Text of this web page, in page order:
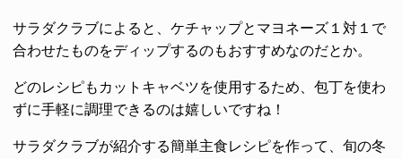
サラダクラブによると、ケチャップとマヨネーズ１対１で
合わせたものをディップするのもおすすめなのだとか。
どのレシピもカットキャベツを使用するため、包丁を使わ
ずに手軽に調理できるのは嬉しいですね！
サラダクラブが紹介する簡単主食レシピを作って、旬の冬